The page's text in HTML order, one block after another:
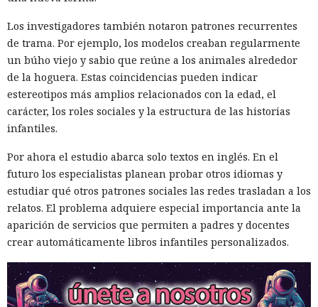
Los investigadores también notaron patrones recurrentes
de trama. Por ejemplo, los modelos creaban regularmente
un búho viejo y sabio que reúne a los animales alrededor
de la hoguera. Estas coincidencias pueden indicar
estereotipos más amplios relacionados con la edad, el
carácter, los roles sociales y la estructura de las historias
infantiles.
Por ahora el estudio abarca solo textos en inglés. En el
futuro los especialistas planean probar otros idiomas y
estudiar qué otros patrones sociales las redes trasladan a los
relatos. El problema adquiere especial importancia ante la
aparición de servicios que permiten a padres y docentes
crear automáticamente libros infantiles personalizados.